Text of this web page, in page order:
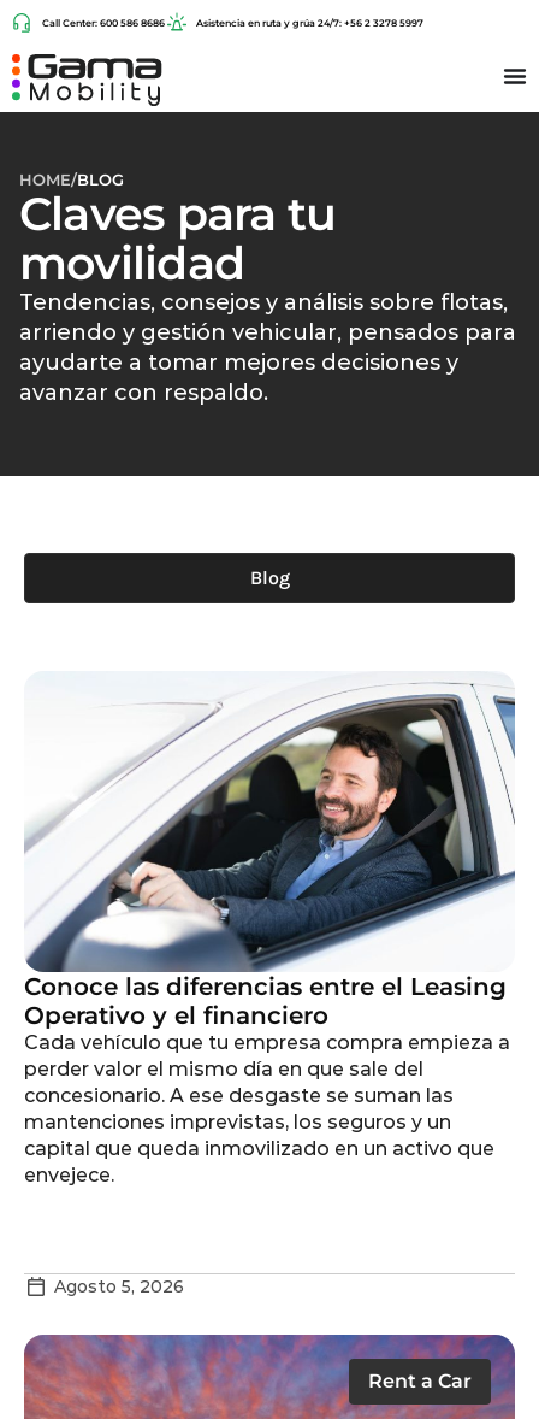
Call Center: 600 586 8686 Asistencia en ruta y grúa 24/7: +56 2 3278 5997
HOME/BLOG
Claves para tu
movilidad
Tendencias, consejos y análisis sobre flotas,
arriendo y gestión vehicular, pensados para
ayudarte a tomar mejores decisiones y
avanzar con respaldo.
Blog
Conoce las diferencias entre el Leasing
Operativo y el financiero
Cada vehículo que tu empresa compra empieza a
perder valor el mismo día en que sale del
concesionario. A ese desgaste se suman las
mantenciones imprevistas, los seguros y un
capital que queda inmovilizado en un activo que
envejece.
Agosto 5, 2026
Rent a Car